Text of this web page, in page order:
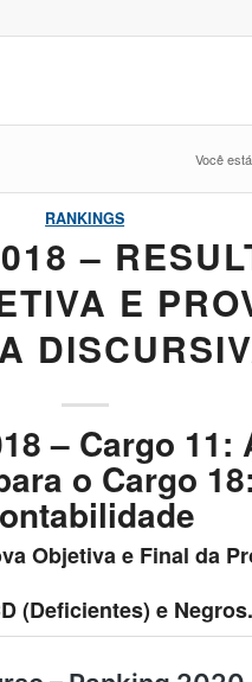
Você
RANKINGS
–
E
– Cargo
o Cargo
Objetiva e Final da
(Deficientes) e Negros.